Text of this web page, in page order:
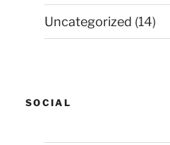
Uncategorized (14)
SOCIAL